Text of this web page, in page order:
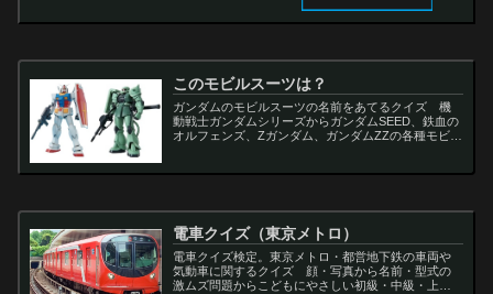
このモビルスーツは？
ガンダムのモビルスーツの名前をあてるクイズ 機
動戦士ガンダムシリーズからガンダムSEED、鉄血の
オルフェンズ、Zガンダム、ガンダムZZの各種モビル
電車クイズ（東京メトロ）
電車クイズ検定。東京メトロ・都営地下鉄の車両や
気動車に関するクイズ 顔・写真から名前・型式の
激ムズ問題からこどもにやさしい初級・中級・上級